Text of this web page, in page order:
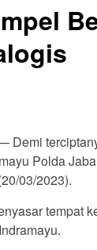
Demi
Polda
03/2023).
tempat